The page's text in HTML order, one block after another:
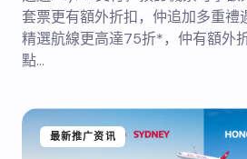
套票更有額外折扣，仲追加多重禮
精選航線更高達75折*，仲有額外
點…
最新推广资讯